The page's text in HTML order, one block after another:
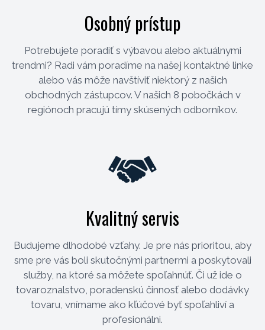
Osobný prístup
Potrebujete poradiť s výbavou alebo aktuálnymi
trendmi? Radi vám poradíme na našej kontaktné linke
alebo vás môže navštíviť niektorý z našich
obchodných zástupcov. V našich 8 pobočkách v
regiónoch pracujú tímy skúsených odborníkov.
Kvalitný servis
Budujeme dlhodobé vzťahy. Je pre nás prioritou, aby
sme pre vás boli skutočnými partnermi a poskytovali
služby, na ktoré sa môžete spoľahnúť. Či už ide o
tovaroznalstvo, poradenskú činnosť alebo dodávky
tovaru, vnímame ako kľúčové byť spoľahliví a
profesionálni.